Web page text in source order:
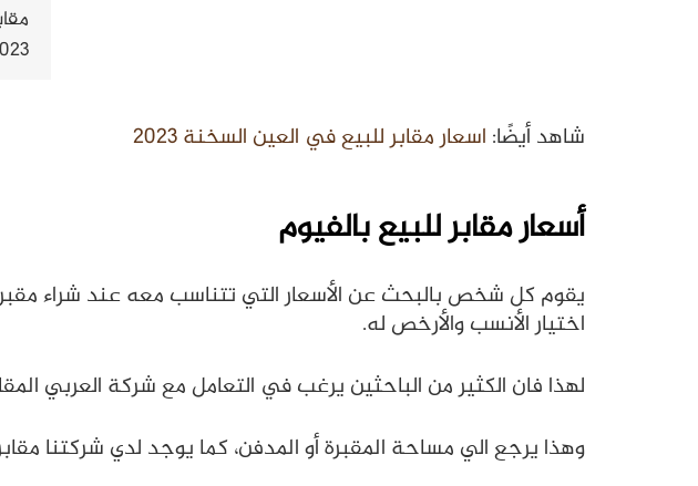
شاهد أيضًا: اسعار مقابر للبيع في العين السخنة 2023
أسعار مقابر للبيع بالفيوم
يقوم كل شخص بالبحث عن الأسعار التي تتناسب معه عند شراء
اختيار الأنسب والأرخص له.
لهذا فان الكثير من الباحثين يرغب في التعامل مع شركة العربي
وهذا يرجع الي مساحة المقبرة أو المدفن، كما يوجد لدي شركتنا